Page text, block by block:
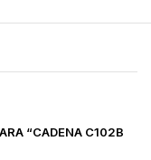
“CADENA C102B